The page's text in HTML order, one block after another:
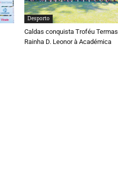
Desporto
Caldas conquista Troféu Termas
Rainha D. Leonor à Académica